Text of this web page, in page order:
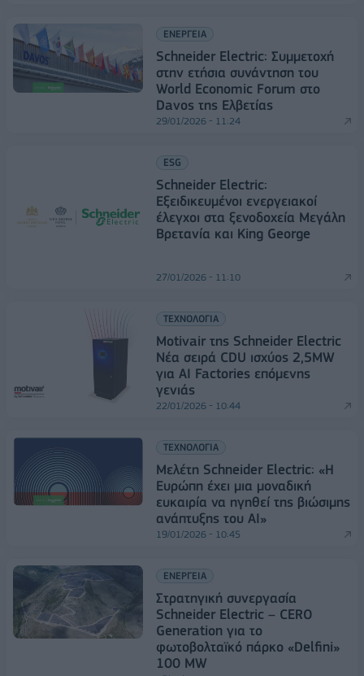
ΕΝΕΡΓΕΙΑ
Schneider Electric: Συμμετοχή
στην ετήσια συνάντηση του
World Economic Forum στο
Davos της Ελβετίας
29/01/2026 - 11:24
ESG
Schneider Electric:
Εξειδικευμένοι ενεργειακοί
έλεγχοι στα ξενοδοχεία Μεγάλη
Βρετανία και King George
27/01/2026 - 11:10
ΤΕΧΝΟΛΟΓΙΑ
Motivair της Schneider Electric
Nέα σειρά CDU ισχύος 2,5MW
για AI Factories επόμενης
γενιάς
22/01/2026 - 10:44
ΤΕΧΝΟΛΟΓΙΑ
Μελέτη Schneider Electric: «Η
Ευρώπη έχει μια μοναδική
ευκαιρία να ηγηθεί της βιώσιμης
ανάπτυξης του AI»
19/01/2026 - 10:45
ΕΝΕΡΓΕΙΑ
Στρατηγική συνεργασία
Schneider Electric – CERO
Generation για το
φωτοβολταϊκό πάρκο «Delfini»
100 MW